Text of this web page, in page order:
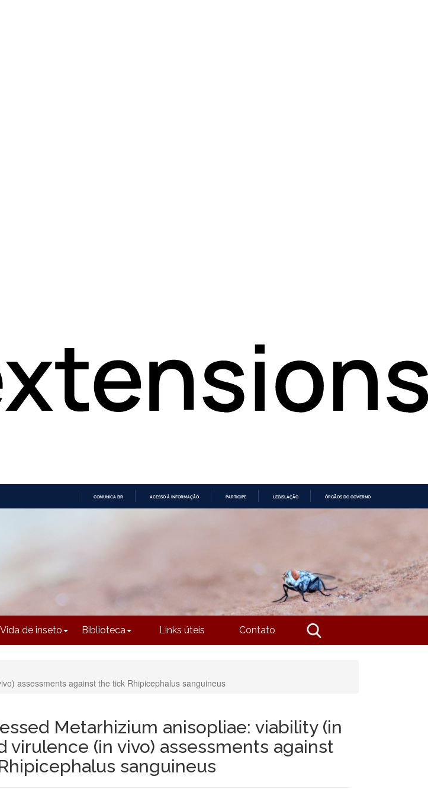
COMUNICA BR ACESSO À INFORMAÇÃO PARTICIPE LEGISLAÇÃO ÓRGÃOS DO GOVERNO
Vida de inseto Biblioteca Links úteis Contato
assessments against the tick Rhipicephalus sanguineus
Metarhizium anisopliae: viability (in
virulence (in vivo) assessments against
sanguineus